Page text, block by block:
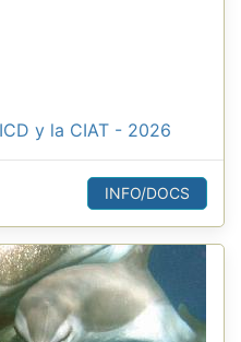
y la CIAT - 2026
INFO/DOCS